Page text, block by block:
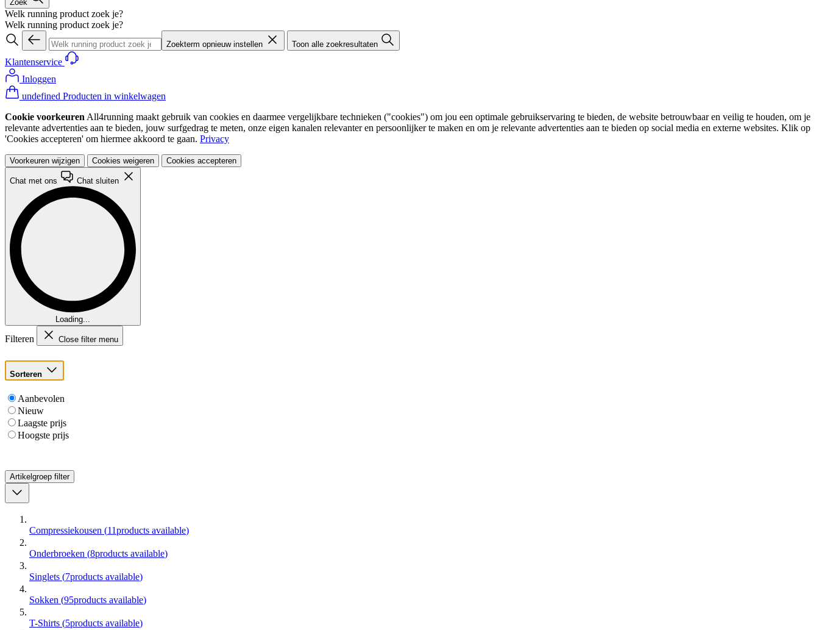
Zoek
Welk running product zoek je?
Welk running product zoek je?
Zoekterm opnieuw instellen Toon alle zoekresultaten
Klantenservice
Inloggen
undefined Producten in winkelwagen
Cookie voorkeuren All4running maakt gebruik van cookies en daarmee vergelijkbare technieken ("cookies") om jou een optimale gebruikservaring te bieden, de website betrouwbaar en veilig te houden, om je
relevante advertenties aan te bieden, jouw surfgedrag te meten, onze eigen kanalen relevanter en persoonlijker te maken en om je relevante advertenties aan te bieden op social media en externe websites. Klik op
'Cookies accepteren' om hiermee akkoord te gaan. Privacy
Voorkeuren wijzigen Cookies weigeren Cookies accepteren
Chat met ons Chat sluiten
Loading...
Filteren Close filter menu
Sorteren
Aanbevolen
Nieuw
Laagste prijs
Hoogste prijs
Artikelgroep filter
Compressiekousen (11products available)
Onderbroeken (8products available)
Singlets (7products available)
Sokken (95products available)
T-Shirts (5products available)